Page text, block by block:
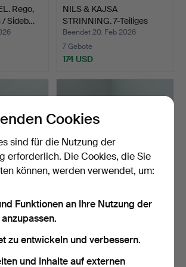
Rego,
/ Sideb…
NILS & KAJSA
STRINNING. 7-Teiliges
Wandreg…
Beendet 20. Feb 2026
7 Gebote
174 USD
POUL CADOVIUS. 19-
2.241 USD
Cookies
sind für die Nutzung der
erforderlich. Die Cookies, die Sie
können, werden verwendet, um:
Funktionen an Ihre Nutzung der
zu entwickeln und verbessern.
und Inhalte auf externen